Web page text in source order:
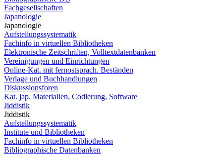
Fachgesellschaften
Japanologie
Japanologie
Aufstellungssystematik
Fachinfo in virtuellen Bibliotheken
Elektronische Zeitschriften, Volltextdatenbanken
Vereinigungen und Einrichtungen
Online-Kat. mit fernostsprach. Beständen
Verlage und Buchhandlungen
Diskussionsforen
Kat. jap. Materialien, Codierung, Software
Jiddistik
Jiddistik
Aufstellungssystematik
Institute und Bibliotheken
Fachinfo in virtuellen Bibliotheken
Bibliographische Datenbanken